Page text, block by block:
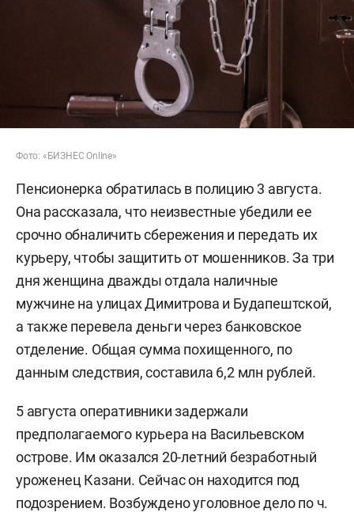
Фото: «БИЗНЕС Online»
Пенсионерка обратилась в полицию 3 августа.
Она рассказала, что неизвестные убедили ее
срочно обналичить сбережения и передать их
курьеру, чтобы защитить от мошенников. За три
дня женщина дважды отдала наличные
мужчине на улицах Димитрова и Будапештской,
а также перевела деньги через банковское
отделение. Общая сумма похищенного, по
данным следствия, составила 6,2 млн рублей.
5 августа оперативники задержали
предполагаемого курьера на Васильевском
острове. Им оказался 20-летний безработный
уроженец Казани. Сейчас он находится под
подозрением. Возбуждено уголовное дело по ч.